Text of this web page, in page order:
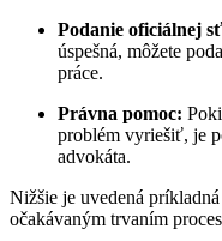
Podanie oficiálnej
úspešná, môžete
práce.
Právna pomoc:
problém vyriešiť, je
advokáta.
Nižšie je uvedená
očakávaným trvaním